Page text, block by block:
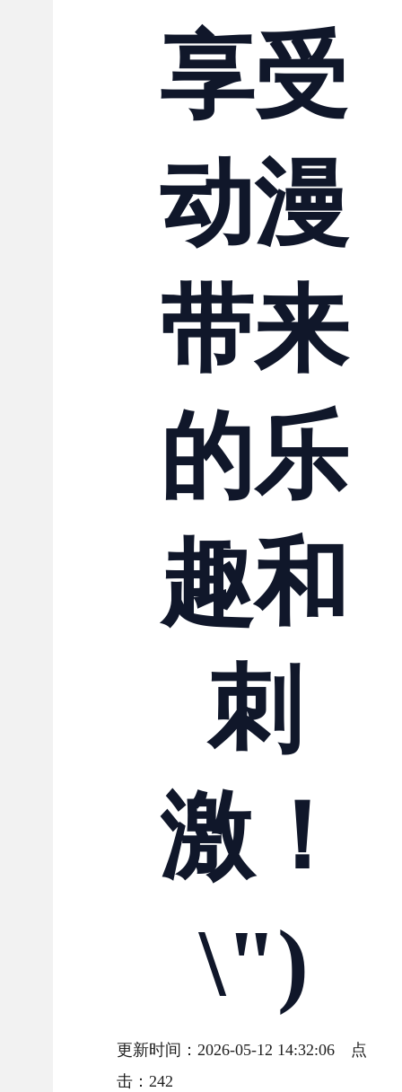
享受
动漫
带来
的乐
趣和
刺
激！
\")
更新时间：2026-05-12 14:32:06 点
击：242